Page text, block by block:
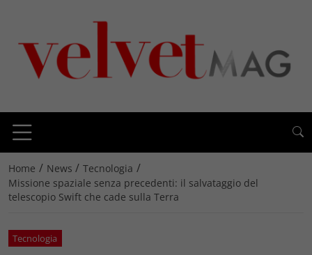
Home / News / Tecnologia /
Missione spaziale senza precedenti: il salvataggio del
telescopio Swift che cade sulla Terra
Tecnologia